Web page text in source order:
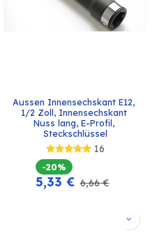
Aussen Innensechskant E12,
1/2 Zoll, Innensechskant
Nuss lang, E-Profil,
Steckschlüssel
16
-20%
5,33 € 6,66€